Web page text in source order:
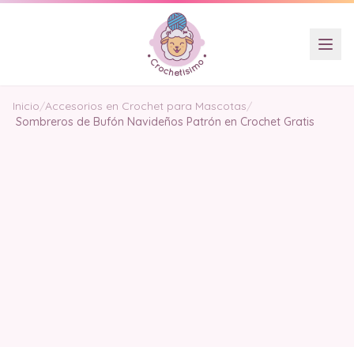
Inicio/Accesorios en Crochet para Mascotas/
Sombreros de Bufón Navideños Patrón en Crochet Gratis